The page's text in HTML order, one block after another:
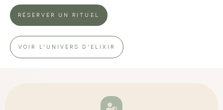
RÉSERVER UN RITUEL
VOIR L'UNIVERS D'ELIXIR